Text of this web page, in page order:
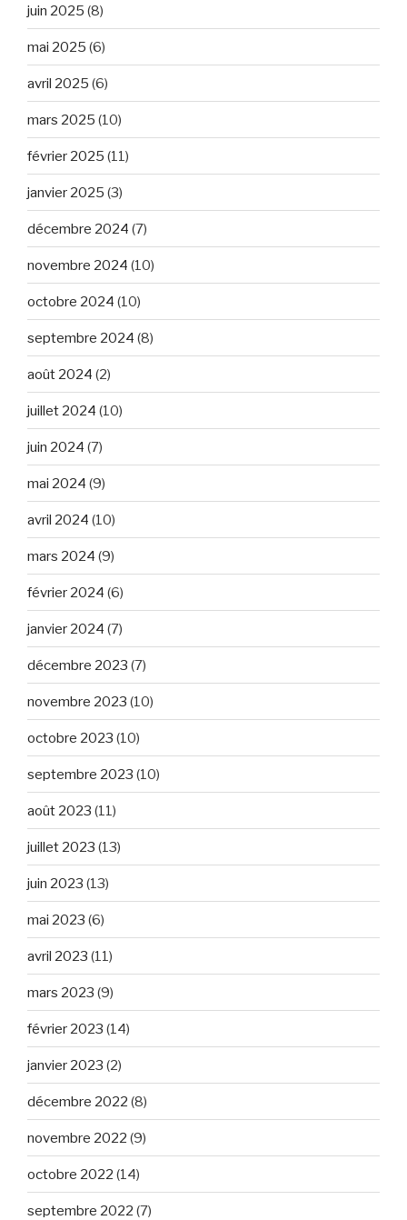
juin 2025 (8)
mai 2025 (6)
avril 2025 (6)
mars 2025 (10)
février 2025 (11)
janvier 2025 (3)
décembre 2024 (7)
novembre 2024 (10)
octobre 2024 (10)
septembre 2024 (8)
août 2024 (2)
juillet 2024 (10)
juin 2024 (7)
mai 2024 (9)
avril 2024 (10)
mars 2024 (9)
février 2024 (6)
janvier 2024 (7)
décembre 2023 (7)
novembre 2023 (10)
octobre 2023 (10)
septembre 2023 (10)
août 2023 (11)
juillet 2023 (13)
juin 2023 (13)
mai 2023 (6)
avril 2023 (11)
mars 2023 (9)
février 2023 (14)
janvier 2023 (2)
décembre 2022 (8)
novembre 2022 (9)
octobre 2022 (14)
septembre 2022 (7)